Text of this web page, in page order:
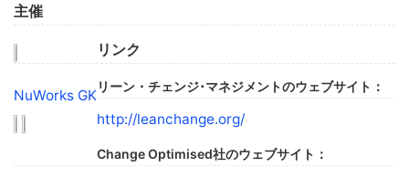
主催
NuWorks GK
リンク
リーン・チェンジ･マネジメントのウェブサイト：
http://leanchange.org/
Change Optimised社のウェブサイト：